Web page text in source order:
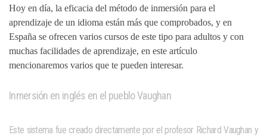
Hoy en día, la eficacia del método de inmersión para el
aprendizaje de un idioma están más que comprobados, y en
España se ofrecen varios cursos de este tipo para adultos y con
muchas facilidades de aprendizaje, en este artículo
mencionaremos varios que te pueden interesar.
Inmersión en inglés en el pueblo Vaughan
Este sistema fue creado directamente por el profesor Richard Vaughan y